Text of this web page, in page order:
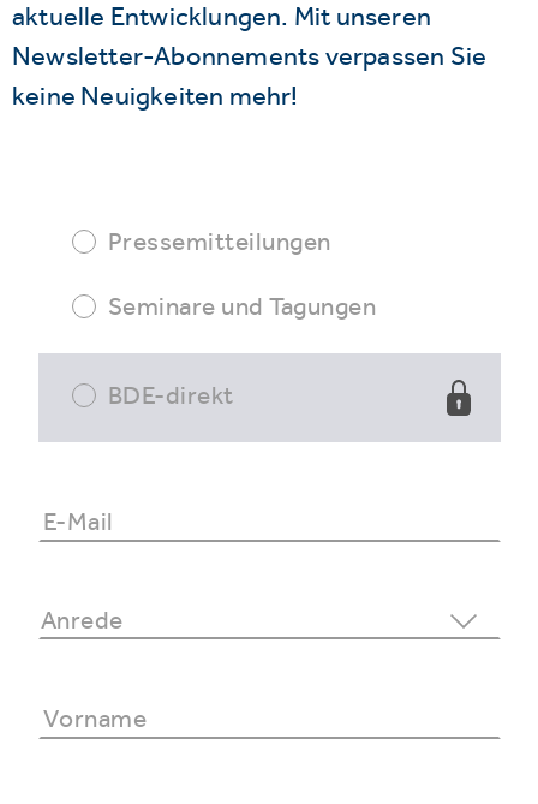
aktuelle Entwicklungen. Mit unseren
Newsletter-Abonnements verpassen Sie
keine Neuigkeiten mehr!
Pressemitteilungen
Seminare und Tagungen
BDE-direkt